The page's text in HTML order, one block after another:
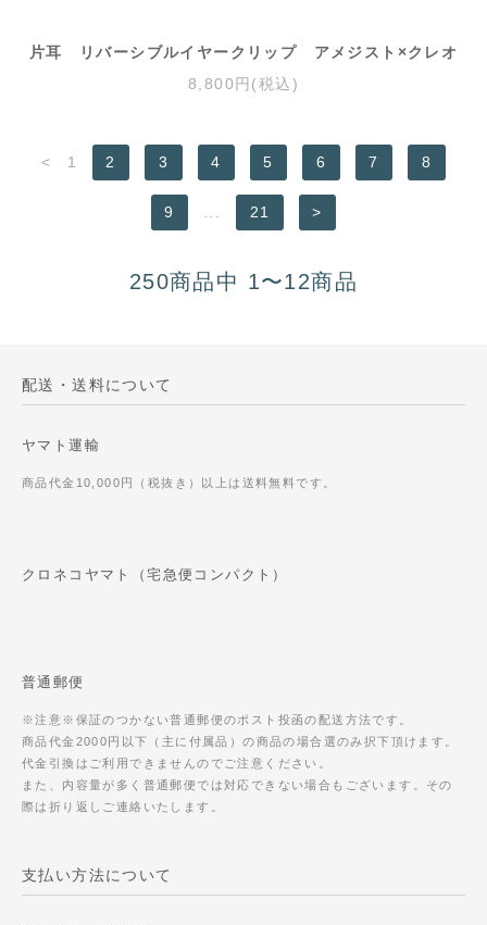
片耳 リバーシブルイヤークリップ アメジスト×クレオ
8,800円(税込)
< 1 2 3 4 5 6 7 8
9 ... 21 >
250商品中 1〜12商品
配送・送料について
ヤマト運輸
商品代金10,000円（税抜き）以上は送料無料です。
クロネコヤマト（宅急便コンパクト）
普通郵便
※注意※保証のつかない普通郵便のポスト投函の配送方法です。
商品代金2000円以下（主に付属品）の商品の場合選のみ択下頂けます。
代金引換はご利用できませんのでご注意ください。
また、内容量が多く普通郵便では対応できない場合もございます。その
際は折り返しご連絡いたします。
支払い方法について